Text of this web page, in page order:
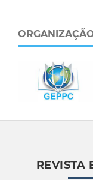
REVISTA